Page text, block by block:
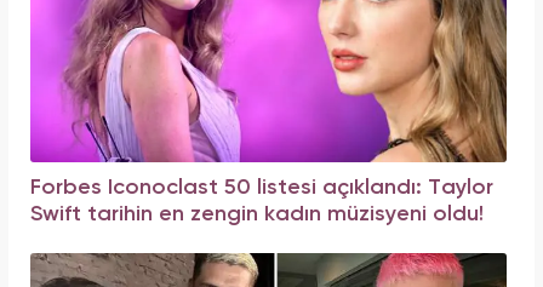
Forbes Iconoclast 50 listesi açıklandı: Taylor
Swift tarihin en zengin kadın müzisyeni oldu!